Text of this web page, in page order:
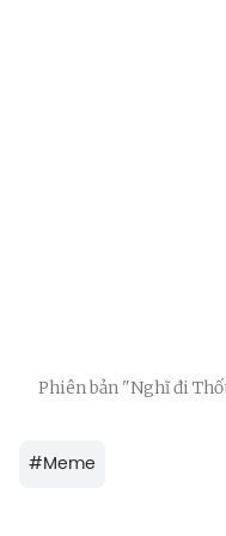
Phiên bản "Nghĩ đi
#Meme